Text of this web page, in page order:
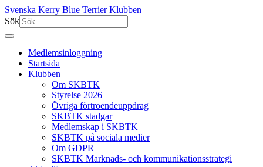
Svenska Kerry Blue Terrier Klubben
Sök
Medlemsinloggning
Startsida
Klubben
Om SKBTK
Styrelse 2026
Övriga förtroendeuppdrag
SKBTK stadgar
Medlemskap i SKBTK
SKBTK på sociala medier
Om GDPR
SKBTK Marknads- och kommunikationsstrategi